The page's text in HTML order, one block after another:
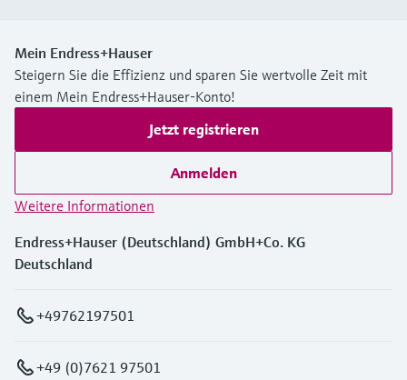
Mein Endress+Hauser
Steigern Sie die Effizienz und sparen Sie wertvolle Zeit mit
einem Mein Endress+Hauser-Konto!
Jetzt registrieren
Anmelden
Weitere Informationen
Endress+Hauser (Deutschland) GmbH+Co. KG
Deutschland
+49762197501
+49 (0)7621 97501